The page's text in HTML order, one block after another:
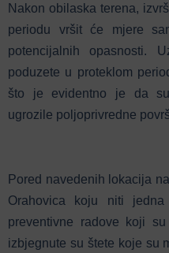
Nakon obilaska terena,
periodu vršit će mjere
potencijalnih opasnosti.
poduzete u proteklom
što je evidentno je da
ugrozile poljoprivredne
Pored navedenih lokacija
Orahovica koju niti
preventivne radove koji
izbjegnute su štete koje su